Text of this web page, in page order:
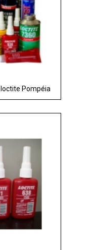
Pompéia